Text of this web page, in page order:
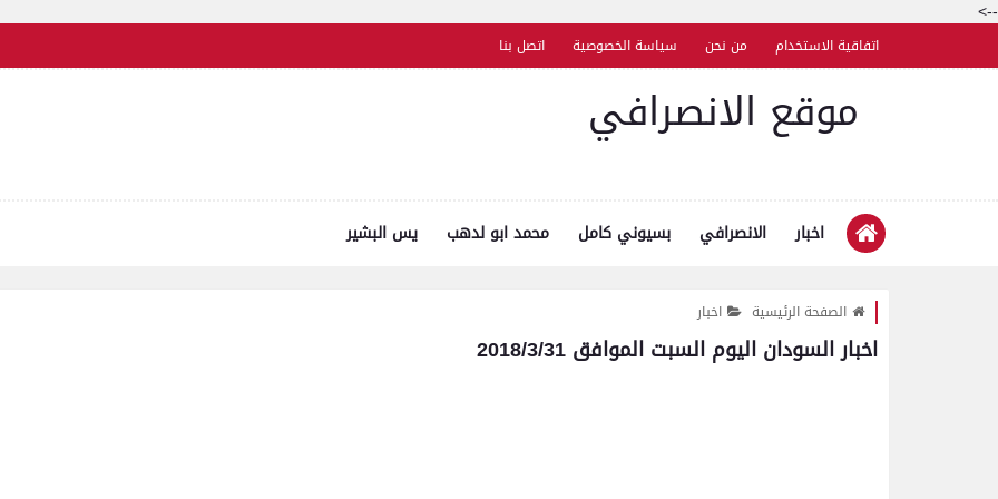
-->
اتفاقية الاستخدام من نحن سياسة الخصوصية اتصل بنا
موقع الانصرافي
اخبار الانصرافي بسيوني كامل محمد ابو لدهب يس البشير
الصفحة الرئيسية اخبار
اخبار السودان اليوم السبت الموافق 2018/3/31